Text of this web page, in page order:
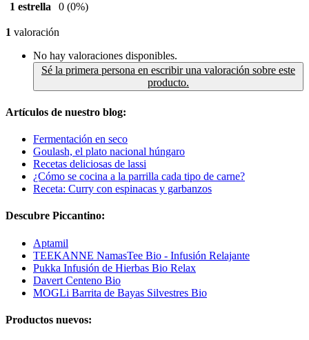
1 estrella
0 (0%)
1 valoración
No hay valoraciones disponibles.
Sé la primera persona en escribir una valoración sobre este
producto.
Artículos de nuestro blog:
Fermentación en seco
Goulash, el plato nacional húngaro
Recetas deliciosas de lassi
¿Cómo se cocina a la parrilla cada tipo de carne?
Receta: Curry con espinacas y garbanzos
Descubre Piccantino:
Aptamil
TEEKANNE NamasTee Bio - Infusión Relajante
Pukka Infusión de Hierbas Bio Relax
Davert Centeno Bio
MOGLi Barrita de Bayas Silvestres Bio
Productos nuevos: